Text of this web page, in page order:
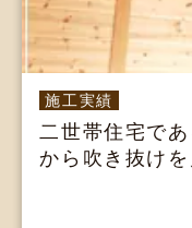
施工実績
二世帯住宅で
から吹き抜け